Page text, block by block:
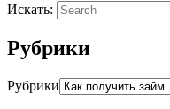
Искать:
Рубрики
Рубрики